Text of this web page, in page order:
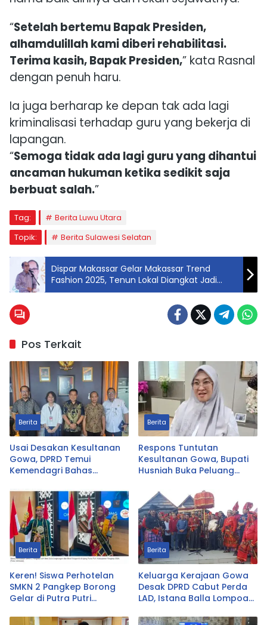
“Setelah bertemu Bapak Presiden,
alhamdulillah kami diberi rehabilitasi.
Terima kasih, Bapak Presiden,” kata Rasnal
dengan penuh haru.
Ia juga berharap ke depan tak ada lagi
kriminalisasi terhadap guru yang bekerja di
lapangan.
“Semoga tidak ada lagi guru yang dihantui
ancaman hukuman ketika sedikit saja
berbuat salah.”
Tag:
Berita Luwu Utara
Topik:
Berita Sulawesi Selatan
Dispar Makassar Gelar Makassar Trend
Fashion 2025, Tenun Lokal Diangkat Jadi
Tren Kekinian
Pos Terkait
Berita
Usai Desakan Kesultanan
Gowa, DPRD Temui
Kemendagri Bahas
Berita
Respons Tuntutan
Kesultanan Gowa, Bupati
Husniah Buka Peluang
Direvisi Bahkan Diganti
Berita
Keren! Siswa Perhotelan
SMKN 2 Pangkep Borong
Gelar di Putra Putri
Duta Lingkungan dan
Berita
Keluarga Kerajaan Gowa
Desak DPRD Cabut Perda
LAD, Istana Balla Lompoa